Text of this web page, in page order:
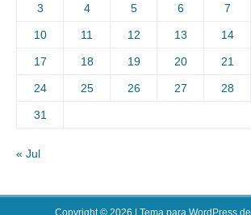
3 4 5 6 7
10 11 12 13 14
17 18 19 20 21
24 25 26 27 28
31
« Jul
Copyright © 2026 | Tema para WordPress de